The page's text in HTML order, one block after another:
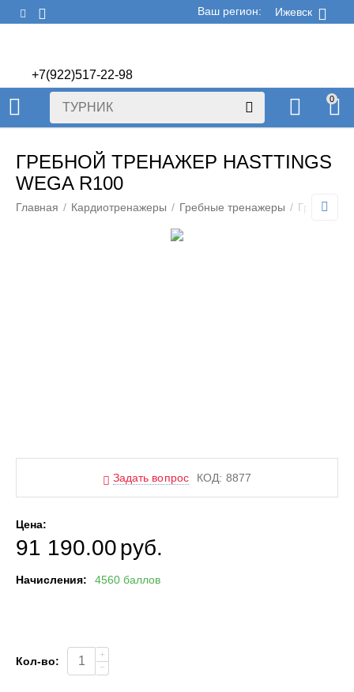
Ижевск
Ваш регион:
+7(922)517-22-98
+7(922)506-70-60
0
ГРЕБНОЙ ТРЕНАЖЕР HASTTINGS
WEGA R100
Главная / Кардиотренажеры / Гребные тренажеры / Гребные
Задать вопрос КОД: 8877
Цена:
91 190.00руб.
Начисления: 4560 баллов
Кол-во:
+
−